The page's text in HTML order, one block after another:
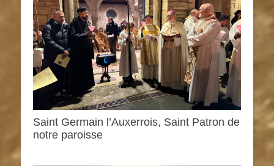
Saint Germain l’Auxerrois, Saint Patron de
notre paroisse